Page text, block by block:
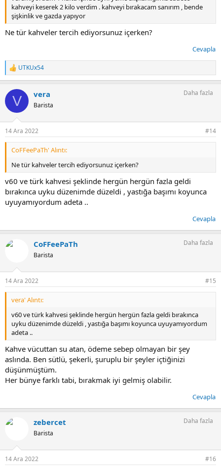
kahveyi keserek 2 kilo verdim . kahveyi bırakacam sanırım , bende
şişkinlik ve gazda yapıyor
Ne tür kahveler tercih ediyorsunuz içerken?
Cevapla
T
e
k
l
:
UTKUx54
V vera
Barista
Daha fazla
14 Ara 2022 #14
CoFFeePaTh' Alıntı:
Ne tür kahveler tercih ediyorsunuz içerken?
v60 ve türk kahvesi şeklinde hergün hergün fazla geldi
bırakınca uyku düzenimde düzeldi , yastığa başımı koyunca
uyuyamıyordum adeta ..
Cevapla
CoFFeePaTh
Barista
Daha fazla
14 Ara 2022 #15
vera' Alıntı:
v60 ve türk kahvesi şeklinde hergün hergün fazla geldi bırakınca
uyku düzenimde düzeldi , yastığa başımı koyunca uyuyamıyordum
adeta ..
Kahve vücuttan su atan, ödeme sebep olmayan bir şey
aslında. Ben sütlü, şekerli, şuruplu bir şeyler içtiğinizi
düşünmüştüm.
Her bünye farklı tabi, bırakmak iyi gelmiş olabilir.
Cevapla
zebercet
Barista
Daha fazla
14 Ara 2022 #16